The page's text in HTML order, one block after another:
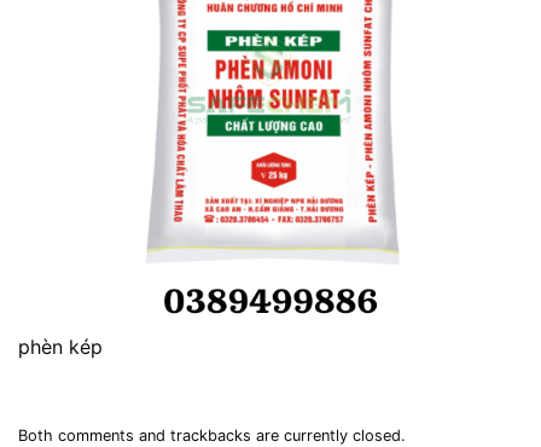
phèn kép
Both comments and trackbacks are currently closed.